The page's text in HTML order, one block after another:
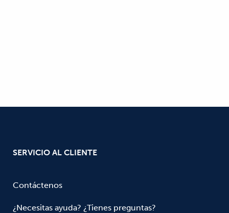
SERVICIO AL CLIENTE
Contáctenos
¿Necesitas ayuda? ¿Tienes preguntas?